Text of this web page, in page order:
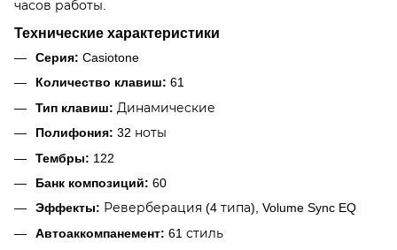
часов работы.
Технические характеристики
Серия: Casiotone
Количество клавиш: 61
Тип клавиш: Динамические
Полифония: 32 ноты
Тембры: 122
Банк композиций: 60
Эффекты: Реверберация (4 типа), Volume Sync EQ
Автоаккомпанемент: 61 стиль